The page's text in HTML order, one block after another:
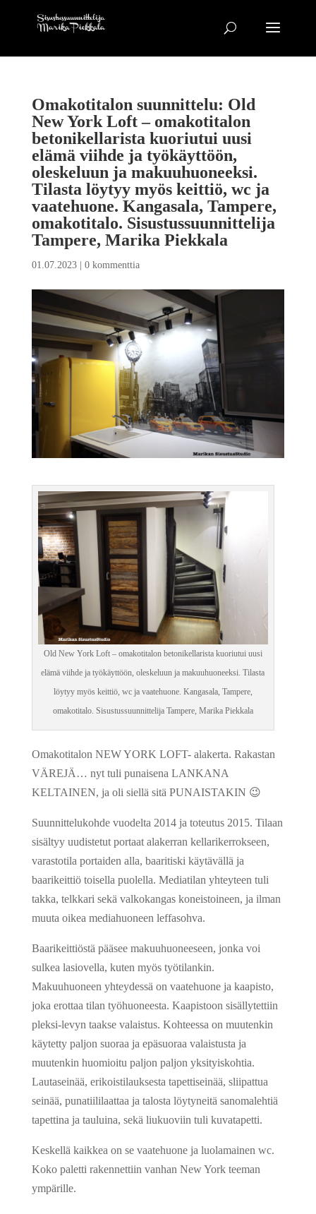
Omakotitalon suunnittelu: Old
New York Loft – omakotitalon
betonikellarista kuoriutui uusi
elämä viihde ja työkäyttöön,
oleskeluun ja makuuhuoneeksi.
Tilasta löytyy myös keittiö, wc ja
vaatehuone. Kangasala, Tampere,
omakotitalo. Sisustussuunnittelija
Tampere, Marika Piekkala
01.07.2023| 0 kommenttia
Old New York Loft – omakotitalon betonikellarista kuoriutui uusi
elämä viihde ja työkäyttöön, oleskeluun ja makuuhuoneeksi. Tilasta
löytyy myös keittiö, wc ja vaatehuone. Kangasala, Tampere,
omakotitalo. Sisustussuunnittelija Tampere, Marika Piekkala
Omakotitalon NEW YORK LOFT- alakerta. Rakastan
VÄREJÄ… nyt tuli punaisena LANKANA
KELTAINEN, ja oli siellä sitä PUNAISTAKIN 😉
Suunnittelukohde vuodelta 2014 ja toteutus 2015. Tilaan
sisältyy uudistetut portaat alakerran kellarikerrokseen,
varastotila portaiden alla, baaritiski käytävällä ja
baarikeittiö toisella puolella. Mediatilan yhteyteen tuli
takka, telkkari sekä valkokangas koneistoineen, ja ilman
muuta oikea mediahuoneen leffasohva.
Baarikeittiöstä pääsee makuuhuoneeseen, jonka voi
sulkea lasiovella, kuten myös työtilankin.
Makuuhuoneen yhteydessä on vaatehuone ja kaapisto,
joka erottaa tilan työhuoneesta. Kaapistoon sisällytettiin
pleksi-levyn taakse valaistus. Kohteessa on muutenkin
käytetty paljon suoraa ja epäsuoraa valaistusta ja
muutenkin huomioitu paljon paljon yksityiskohtia.
Lautaseinää, erikoistilauksesta tapettiseinää, sliipattua
seinää, punatiililaattaa ja talosta löytyneitä sanomalehtiä
tapettina ja tauluina, sekä liukuoviin tuli kuvatapetti.
Keskellä kaikkea on se vaatehuone ja luolamainen wc.
Koko paletti rakennettiin vanhan New York teeman
ympärille.